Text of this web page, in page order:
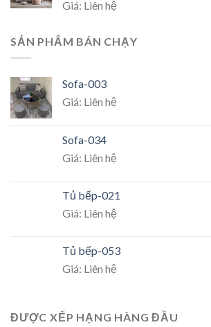
Giá: Liên hệ
SẢN PHẨM BÁN CHẠY
Sofa-003
Giá: Liên hệ
Sofa-034
Giá: Liên hệ
Tủ bếp-021
Giá: Liên hệ
Tủ bếp-053
Giá: Liên hệ
ĐƯỢC XẾP HẠNG HÀNG ĐẦU